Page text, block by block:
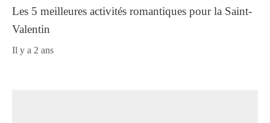
Les 5 meilleures activités romantiques pour la Saint-
Valentin
il y a 2 ans